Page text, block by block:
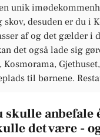
unik
skov, desuden er du i
af og det gælder i
det også lade sig
Kosmorama,
til børnene.
skulle
det være -